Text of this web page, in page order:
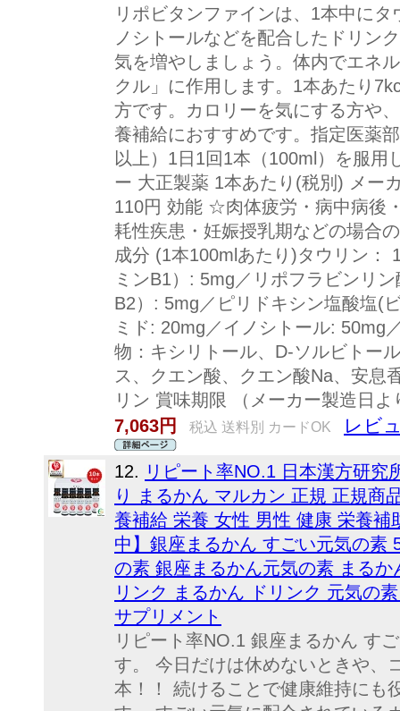
リポビタンファインは、1本中に
ノシトールなどを配合したドリン
気を増やしましょう。体内でエネ
クル」に作用します。1本あたり
方です。カロリーを気にする方や
養補給におすすめです。指定医薬
以上）1日1回1本（100ml）を服用
ー 大正製薬 1本あたり(税別) メー
110円 効能 ☆肉体疲労・病中病後
耗性疾患・妊娠授乳期などの場
成分 (1本100mlあたり)タウリン：
ミンB1）: 5mg／リポフラビンリ
B2）: 5mg／ピリドキシン塩酸塩(
ミド: 20mg／イノシトール: 50mg
物：キシリトール、D-ソルビトー
ス、クエン酸、クエン酸Na、安息
リン 賞味期限 （メーカー製造日よ
7,063円
税込 送料別 カードOK レビ
12. リピート率NO.1 日本漢方研究
り まるかん マルカン 正規 正規商
養補給 栄養 女性 男性 健康 栄養
中】銀座まるかん すごい元気の素
の素 銀座まるかん元気の素 まる
リンク まるかん ドリンク 元気の
サプリメント
リピート率NO.1 銀座まるかん す
す。 今日だけは休めないときや、
本！！ 続けることで健康維持にも